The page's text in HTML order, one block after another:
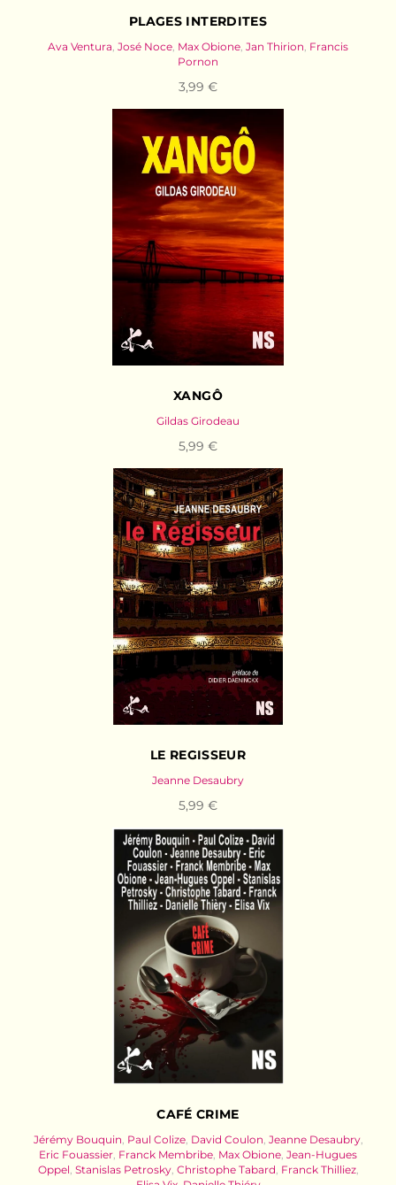
PLAGES INTERDITES
Ava Ventura José Noce Max Obione Jan Thirion Francis
Pornon
3,99 €
XANGÔ
Gildas Girodeau
5,99 €
LE REGISSEUR
Jeanne Desaubry
5,99 €
CAFÉ CRIME
Jérémy Bouquin Paul Colize, David Coulon Jeanne Desaubry,
Eric Fouassier Franck Membribe Max Obione Jean-Hugues
Oppel Stanislas Petrosky, Christophe Tabard Franck Thilliez,